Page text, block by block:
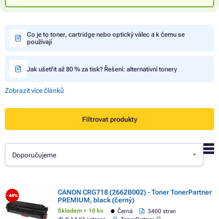
Co je to toner, cartridge nebo optický válec a k čemu se
používají
Jak ušetřit až 80 % za tisk? Řešení: alternativní tonery
Zobrazit více článků
Filtrovat produkty
Doporučujeme
- 44%
CANON CRG718 (2662B002) - Toner TonerPartner
PREMIUM, black (černý)
Skladem > 10 ks Černá
3400 stran